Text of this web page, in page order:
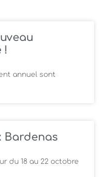
!
annuel sont
Bardenas
du 18 au 22 octobre